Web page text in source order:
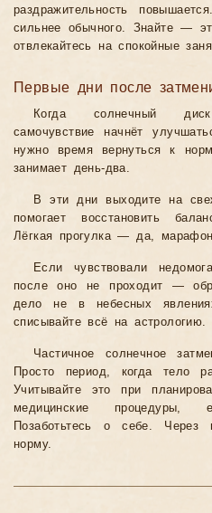
раздражительность
сильнее обычного. Знайте —
отвлекайтесь на спокойные
Первые дни после
Когда солнечный
самочувствие начнёт
нужно время вернуться к
занимает день-два.
В эти дни выходите на
помогает восстановить
Лёгкая прогулка — да,
Если чувствовали
после оно не проходит —
дело не в небесных
списывайте всё на астрологию.
Частичное солнечное
Просто период, когда тело
Учитывайте это при
медицинские процедуры,
Позаботьтесь о себе.
норму.